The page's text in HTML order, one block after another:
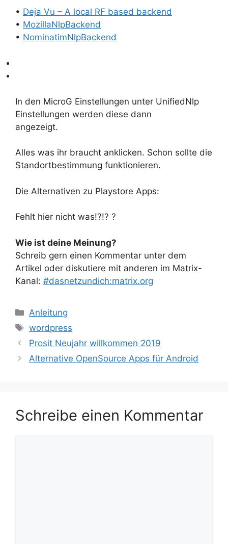
• Deja Vu – A local RF based backend
• MozillaNlpBackend
• NominatimNlpBackend
In den MicroG Einstellungen unter UnifiedNlp
Einstellungen werden diese dann
angezeigt.
Alles was ihr braucht anklicken. Schon sollte die
Standortbestimmung funktionieren.
Die Alternativen zu Playstore Apps:
Fehlt hier nicht was!?!? ?
Wie ist deine Meinung?
Schreib gern einen Kommentar unter dem
Artikel oder diskutiere mit anderen im Matrix-
Kanal: #dasnetzundich:matrix.org
Kategorien
Anleitung
Schlagwörter
wordpress
Prosit Neujahr willkommen 2019
Alternative OpenSource Apps für Android
Schreibe einen Kommentar